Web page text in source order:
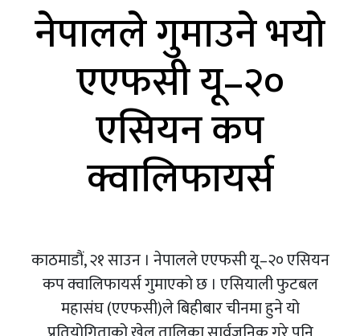
नेपालले गुमाउने भयो
एएफसी यू–२०
एसियन कप
क्वालिफायर्स
काठमाडौं, २१ साउन । नेपालले एएफसी यू–२० एसियन
कप क्वालिफायर्स गुमाएको छ । एसियाली फुटबल
महासंघ (एएफसी)ले बिहीबार चीनमा हुने यो